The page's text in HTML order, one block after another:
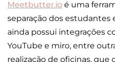
Meetbutter.io é uma
separação dos estudantes
ainda possui integrações
YouTube e miro, entre
realização de oficinas, que